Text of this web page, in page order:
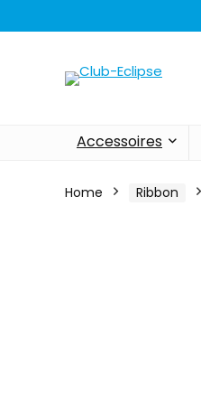
Accessoires
Home Ribbon